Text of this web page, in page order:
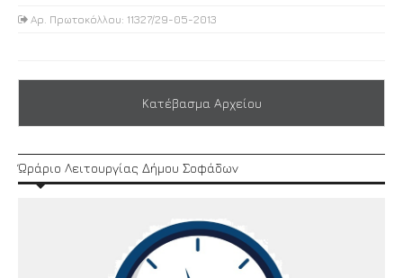
Αρ. Πρωτοκόλλου: 11327/29-05-2013
Κατέβασμα Αρχείου
Ώράριο Λειτουργίας Δήμου Σοφάδων